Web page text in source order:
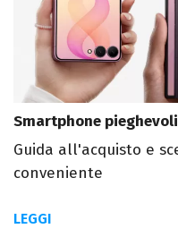
Smartphone pieghevoli
Guida all'acquisto e
conveniente
LEGGI